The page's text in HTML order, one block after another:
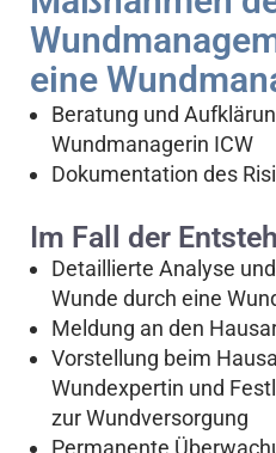
eine
Beratung und
Wundmanagerin ICW
Dokumentation des
Im Fall der
Detaillierte Analyse
Wunde durch eine
Meldung an den
Vorstellung beim
Wundexpertin und
zur Wundversorgung